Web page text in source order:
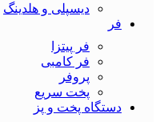
دیسپلی و هلدینگ
فر
فر پیتزا
فر کامبی
پروفر
پخت سریع
دستگاه‌ پخت و پز